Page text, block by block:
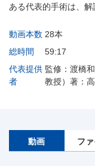
ある代表的手術は、解
動画本数 28本
総時間
59:17
代表提供
者
監修：渡橋
教授）著：
動画 フ